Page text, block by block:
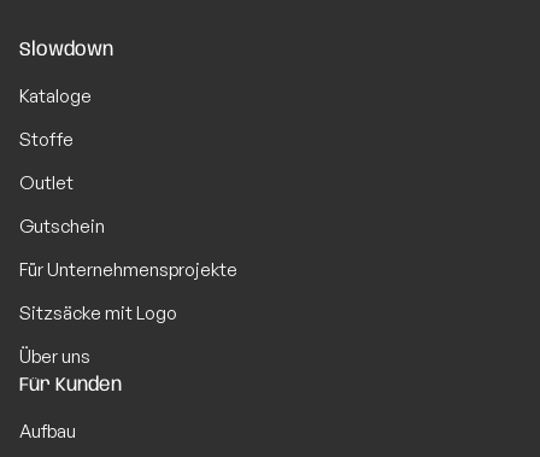
Slowdown
Kataloge
Stoffe
Outlet
Gutschein
Für Unternehmensprojekte
Sitzsäcke mit Logo
Über uns
Für Kunden
Aufbau